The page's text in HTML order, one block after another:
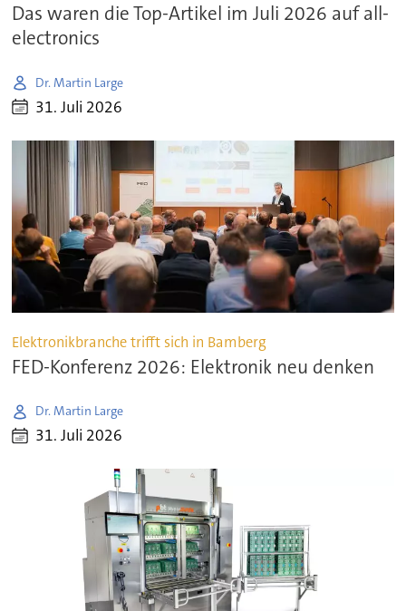
Das waren die Top-Artikel im Juli 2026 auf all-
electronics
Dr. Martin Large
31. Juli 2026
Elektronikbranche trifft sich in Bamberg
FED-Konferenz 2026: Elektronik neu denken
Dr. Martin Large
31. Juli 2026